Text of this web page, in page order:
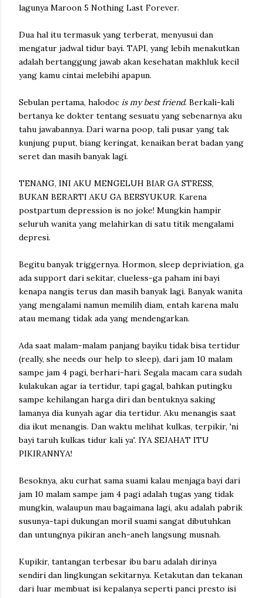
lagunya Maroon 5 Nothing Last Forever.
Dua hal itu termasuk yang terberat, menyusui dan
mengatur jadwal tidur bayi. TAPI, yang lebih menakutkan
adalah bertanggung jawab akan kesehatan makhluk kecil
yang kamu cintai melebihi apapun.
Sebulan pertama, halodoc is my best friend. Berkali-kali
bertanya ke dokter tentang sesuatu yang sebenarnya aku
tahu jawabannya. Dari warna poop, tali pusar yang tak
kunjung puput, biang keringat, kenaikan berat badan yang
seret dan masih banyak lagi.
TENANG, INI AKU MENGELUH BIAR GA STRESS,
BUKAN BERARTI AKU GA BERSYUKUR. Karena
postpartum depression is no joke! Mungkin hampir
seluruh wanita yang melahirkan di satu titik mengalami
depresi.
Begitu banyak triggernya. Hormon, sleep depriviation, ga
ada support dari sekitar, clueless-ga paham ini bayi
kenapa nangis terus dan masih banyak lagi. Banyak wanita
yang mengalami namun memilih diam, entah karena malu
atau memang tidak ada yang mendengarkan.
Ada saat malam-malam panjang bayiku tidak bisa tertidur
(really, she needs our help to sleep), dari jam 10 malam
sampe jam 4 pagi, berhari-hari. Segala macam cara sudah
kulakukan agar ia tertidur, tapi gagal, bahkan putingku
sampe kehilangan harga diri dan bentuknya saking
lamanya dia kunyah agar dia tertidur. Aku menangis saat
dia ikut menangis. Dan waktu melihat kulkas, terpikir, 'ni
bayi taruh kulkas tidur kali ya'. IYA SEJAHAT ITU
PIKIRANNYA!
Besoknya, aku curhat sama suami kalau menjaga bayi dari
jam 10 malam sampe jam 4 pagi adalah tugas yang tidak
mungkin, walaupun mau bagaimana lagi, aku adalah pabrik
susunya-tapi dukungan moril suami sangat dibutuhkan
dan untungnya pikiran aneh-aneh langsung musnah.
Kupikir, tantangan terbesar ibu baru adalah dirinya
sendiri dan lingkungan sekitarnya. Ketakutan dan tekanan
dari luar membuat isi kepalanya seperti panci presto isi